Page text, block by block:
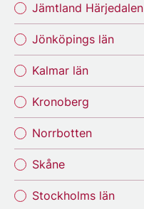
Jämtland Härjedalen
Jönköpings län
Kalmar län
Kronoberg
Norrbotten
Skåne
Stockholms län